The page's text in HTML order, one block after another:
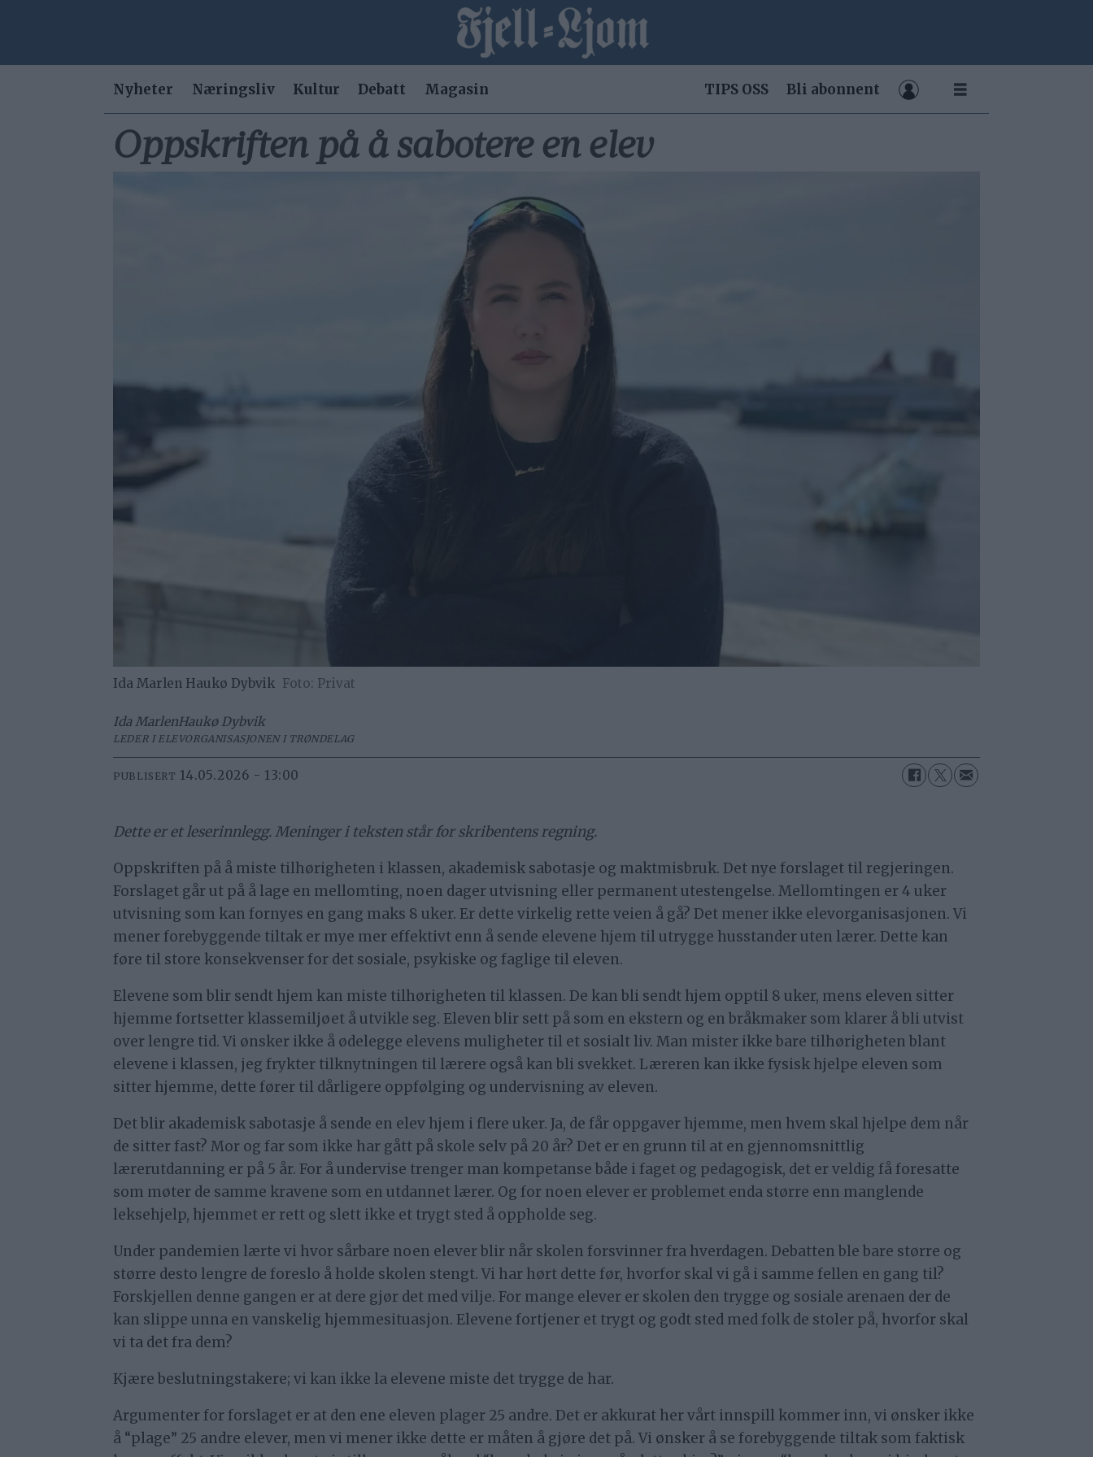
Nyheter Næringsliv Kultur Debatt Magasin TIPS OSS Bli abonnent
Oppskriften på å sabotere en elev
Ida Marlen Haukø Dybvik Privat
Ida MarlenHaukø Dybvik
LEDER I ELEVORGANISASJONEN I TRØNDELAG
PUBLISERT 14.05.2026 - 13:00
Dette er et leserinnlegg. Meninger i teksten står for skribentens regning.
Oppskriften på å miste tilhørigheten i klassen, akademisk sabotasje og maktmisbruk. Det nye forslaget til regjeringen.
Forslaget går ut på å lage en mellomting, noen dager utvisning eller permanent utestengelse. Mellomtingen er 4 uker
utvisning som kan fornyes en gang maks 8 uker. Er dette virkelig rette veien å gå? Det mener ikke elevorganisasjonen. Vi
mener forebyggende tiltak er mye mer effektivt enn å sende elevene hjem til utrygge husstander uten lærer. Dette kan
føre til store konsekvenser for det sosiale, psykiske og faglige til eleven.
Elevene som blir sendt hjem kan miste tilhørigheten til klassen. De kan bli sendt hjem opptil 8 uker, mens eleven sitter
hjemme fortsetter klassemiljøet å utvikle seg. Eleven blir sett på som en ekstern og en bråkmaker som klarer å bli utvist
over lengre tid. Vi ønsker ikke å ødelegge elevens muligheter til et sosialt liv. Man mister ikke bare tilhørigheten blant
elevene i klassen, jeg frykter tilknytningen til lærere også kan bli svekket. Læreren kan ikke fysisk hjelpe eleven som
sitter hjemme, dette fører til dårligere oppfølging og undervisning av eleven.
Det blir akademisk sabotasje å sende en elev hjem i flere uker. Ja, de får oppgaver hjemme, men hvem skal hjelpe dem når
de sitter fast? Mor og far som ikke har gått på skole selv på 20 år? Det er en grunn til at en gjennomsnittlig
lærerutdanning er på 5 år. For å undervise trenger man kompetanse både i faget og pedagogisk, det er veldig få foresatte
som møter de samme kravene som en utdannet lærer. Og for noen elever er problemet enda større enn manglende
leksehjelp, hjemmet er rett og slett ikke et trygt sted å oppholde seg.
Under pandemien lærte vi hvor sårbare noen elever blir når skolen forsvinner fra hverdagen. Debatten ble bare større og
større desto lengre de foreslo å holde skolen stengt. Vi har hørt dette før, hvorfor skal vi gå i samme fellen en gang til?
Forskjellen denne gangen er at dere gjør det med vilje. For mange elever er skolen den trygge og sosiale arenaen der de
kan slippe unna en vanskelig hjemmesituasjon. Elevene fortjener et trygt og godt sted med folk de stoler på, hvorfor skal
vi ta det fra dem?
Kjære beslutningstakere; vi kan ikke la elevene miste det trygge de har.
Argumenter for forslaget er at den ene eleven plager 25 andre. Det er akkurat her vårt innspill kommer inn, vi ønsker ikke
å “plage” 25 andre elever, men vi mener ikke dette er måten å gjøre det på. Vi ønsker å se forebyggende tiltak som faktisk